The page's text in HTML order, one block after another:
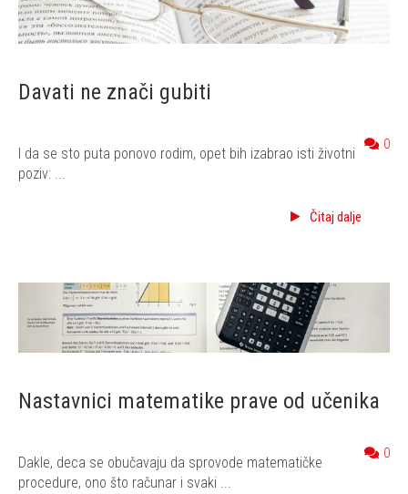
Davati ne znači gubiti
0
I da se sto puta ponovo rodim, opet bih izabrao isti životni
poziv: ...
Čitaj dalje
Nastavnici matematike prave od učenika
0
Dakle, deca se obučavaju da sprovode matematičke
procedure, ono što računar i svaki ...